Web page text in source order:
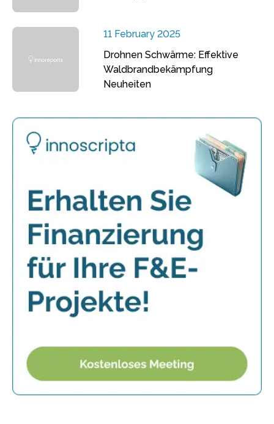
11 February 2025
Drohnen Schwärme: Effektive
Waldbrandbekämpfung
Neuheiten